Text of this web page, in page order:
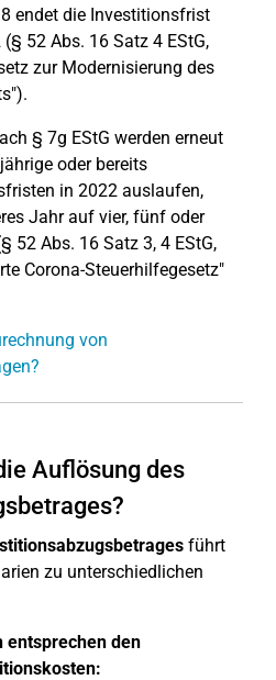
endet die Investitionsfrist
52 Abs. 16 Satz 4 EStG,
zur Modernisierung des
§ 7g EStG werden erneut
oder bereits
in 2022 auslaufen,
Jahr auf vier, fünf oder
52 Abs. 16 Satz 3, 4 EStG,
Corona-Steuerhilfegesetz"
von
Auflösung des
führt
zu unterschiedlichen
entsprechen den